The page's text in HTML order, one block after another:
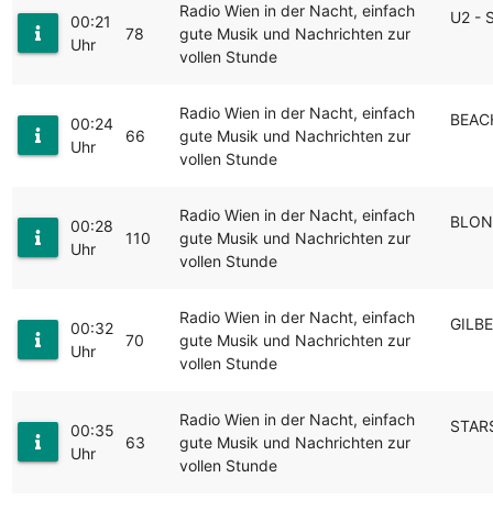
00:21
Uhr
78
Radio Wien in der Nacht, einfach
gute Musik und Nachrichten zur
vollen Stunde
U2 -
00:24
Uhr
66
Radio Wien in der Nacht, einfach
gute Musik und Nachrichten zur
vollen Stunde
00:28
Uhr
110
Radio Wien in der Nacht, einfach
gute Musik und Nachrichten zur
vollen Stunde
00:32
Uhr
70
Radio Wien in der Nacht, einfach
gute Musik und Nachrichten zur
vollen Stunde
00:35
Uhr
63
Radio Wien in der Nacht, einfach
gute Musik und Nachrichten zur
vollen Stunde